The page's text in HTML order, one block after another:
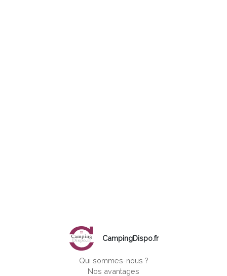
CampingDispo.fr
Qui sommes-nous ?
Nos avantages